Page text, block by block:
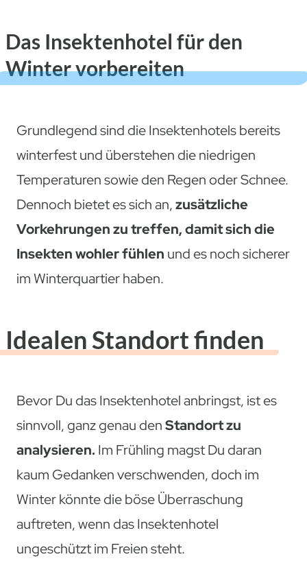
Das Insektenhotel für den
Winter vorbereiten
Grundlegend sind die Insektenhotels bereits
winterfest und überstehen die niedrigen
Temperaturen sowie den Regen oder Schnee.
Dennoch bietet es sich an,zusätzliche
Vorkehrungen zu treffen, damit sich die
Insekten wohler fühlen und es noch sicherer
im Winterquartier haben.
Idealen Standort finden
Bevor Du das Insektenhotel anbringst, ist es
sinnvoll, ganz genau denStandort zu
analysieren. Im Frühling magst Du daran
kaum Gedanken verschwenden, doch im
Winter könnte die böse Überraschung
auftreten, wenn das Insektenhotel
ungeschützt im Freien steht.